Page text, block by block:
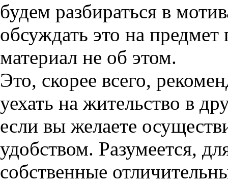
будем разбираться в
обсуждать это на предмет
материал не об этом.
Это, скорее всего,
уехать на жительство в
если вы желаете
удобством. Разумеется,
собственные